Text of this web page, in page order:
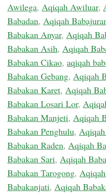
Awilega, Aqiqah Awiluar,
Babadan, Aqiqah
Babakan Anyar, Aqiqah
Babakan Asih, Aqiqah
Babakan Cikao, aqiqah
Babakan Gebang, Aqiqah
Babakan Karet, Aqiqah
Babakan Losari Lor,
Babakan Manjeti, Aqiqah
Babakan Penghulu,
Babakan Raden, Aqiqah
Babakan Sari, Aqiqah
Babakan Tarogong,
Babakanjati, Aqiqah